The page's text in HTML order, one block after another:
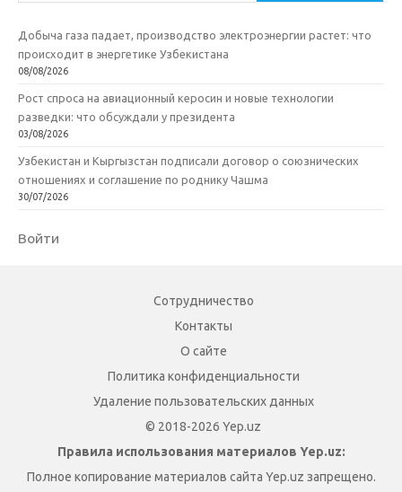
Добыча газа падает, производство электроэнергии растет: что
происходит в энергетике Узбекистана
08/08/2026
Рост спроса на авиационный керосин и новые технологии
разведки: что обсуждали у президента
03/08/2026
Узбекистан и Кыргызстан подписали договор о союзнических
отношениях и соглашение по роднику Чашма
30/07/2026
Войти
Сотрудничество
Контакты
О сайте
Политика конфиденциальности
Удаление пользовательских данных
© 2018-2026 Yep.uz
Правила использования материалов Yep.uz:
Полное копирование материалов сайта Yep.uz запрещено.